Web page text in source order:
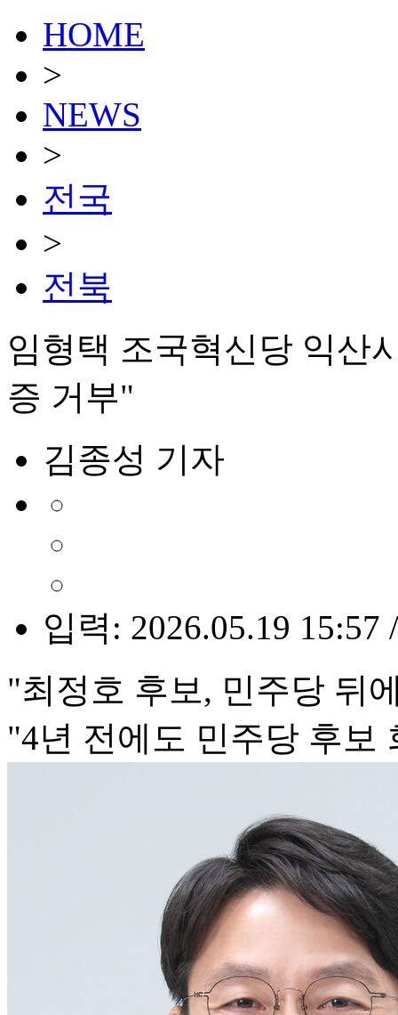
HOME
>
NEWS
>
전국
>
전북
임형택 조국혁신당 익산
증 거부"
김종성 기자
입력: 2026.05.19 15:57
"최정호 후보, 민주당 뒤
"4년 전에도 민주당 후